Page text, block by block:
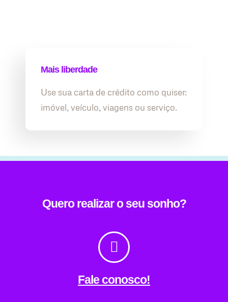
Mais liberdade
Use sua carta de crédito como quiser:
imóvel, veículo, viagens ou serviço.
Quero realizar o seu sonho?
Fale conosco!